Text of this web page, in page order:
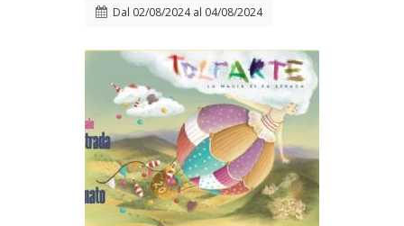
Dal 02/08/2024al 04/08/2024